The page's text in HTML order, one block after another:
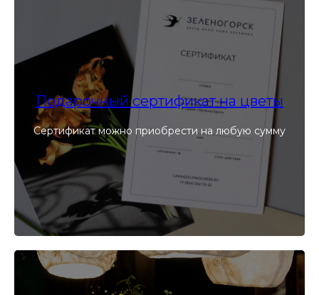
Подарочный сертификат на цветы
Сертификат можно приобрести на любую сумму